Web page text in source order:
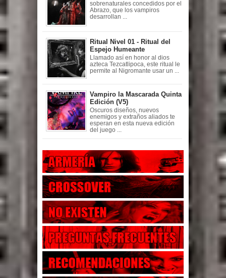
sobrenaturales concedidos por el
Abrazo, que los vampiros
desarrollan ...
Ritual Nivel 01 - Ritual del
Espejo Humeante
Llamado así en honor al dios
azteca Tezcatlipoca, este ritual le
permite al Nigromante usar un ...
Vampiro la Mascarada Quinta
Edición (V5)
Oscuros diseños, nuevos
enemigos y extraños aliados te
esperan en esta nueva edición
del juego ...